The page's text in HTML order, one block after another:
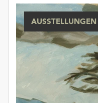
AUSSTELLUNGEN